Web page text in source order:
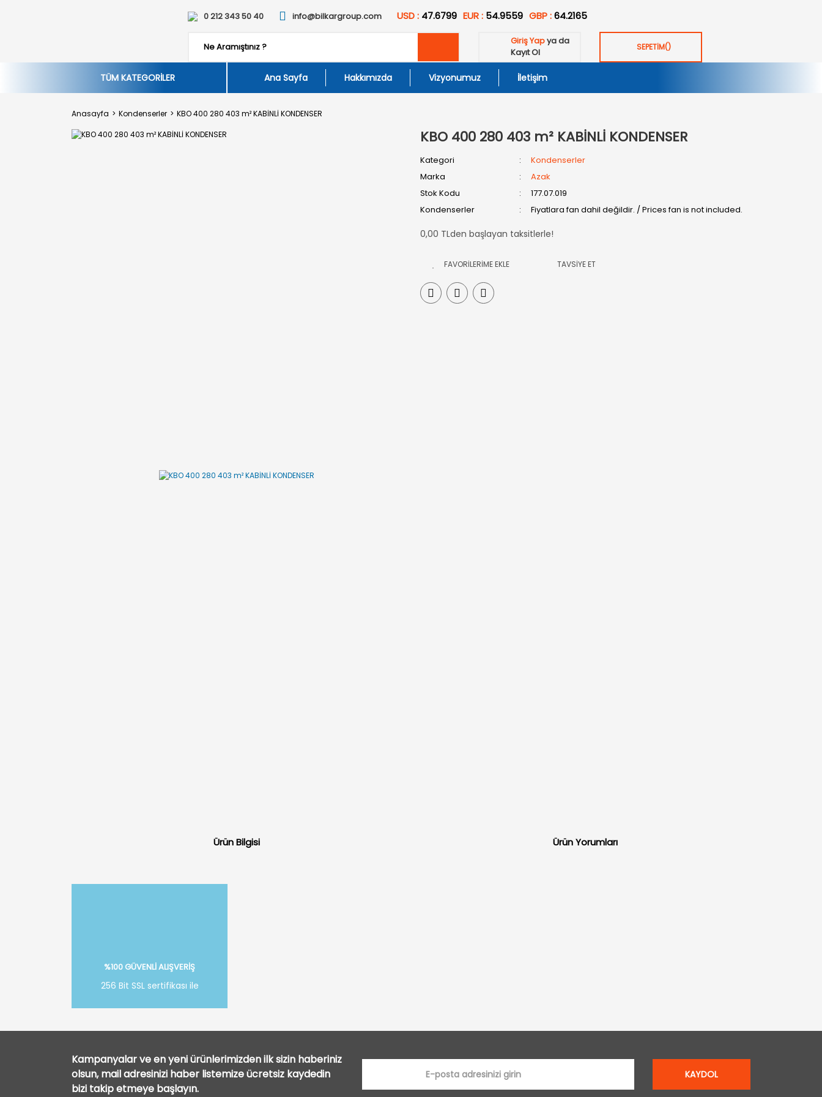
0 212 343 50 40 info@bilkargroup.com USD : 47.6799 EUR : 54.9559 GBP :64.2165
Giriş Yapya da
Kayıt Ol
SEPETİM()
TÜM KATEGORİLER Ana Sayfa Hakkımızda Vizyonumuz İletişim
Anasayfa Kondenserler KBO 400 280 403 m² KABİNLİ KONDENSER
KBO 400 280 403 m² KABİNLİ KONDENSER
Kategori
Kondenserler
Marka
Azak
Stok Kodu
177.07.019
Kondenserler
Fiyatlara fan dahil değildir. / Prices fan is not included.
0,00 TLden başlayan taksitlerle!
TAVSİYE ET
Ürün Bilgisi Ürün Yorumları
%100 GÜVENLİ ALIŞVERİŞ
256 Bit SSL sertifikası ile
Kampanyalar ve en yeni ürünlerimizden ilk sizin haberiniz
olsun, mail adresinizi haber listemize ücretsiz kaydedin
bizi takip etmeye başlayın.
KAYDOL